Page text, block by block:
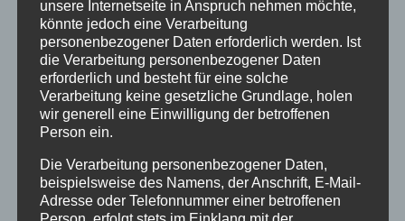
auf der Hörspielinsel in Chemnitz
Mit Werner Wilkening, Michaela Alpendorf,
Sabine Schwemm & Eckart Dux
Moderation: Sebastian Barnstorf – Kostüme:
Athena Macke – Studioaufnahme: Oliver Ilnicki
– Buch, Regie & Akkordeon: Silas Degen
Chemnitz und die Kulturstiftung des Freistaates
Sachsen, mit Unterstützung von Radio t, dem
unsere Internetseite in Anspruch nehmen möchte,
könnte jedoch eine Verarbeitung
personenbezogener Daten erforderlich werden. Ist
die Verarbeitung personenbezogener Daten
erforderlich und besteht für eine solche
Verarbeitung keine gesetzliche Grundlage, holen
wir generell eine Einwilligung der betroffenen
Person ein.
Die Verarbeitung personenbezogener Daten,
beispielsweise des Namens, der Anschrift, E-Mail-
Adresse oder Telefonnummer einer betroffenen